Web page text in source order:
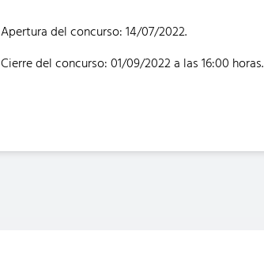
Apertura del concurso: 14/07/2022.
Cierre del concurso: 01/09/2022 a las 16:00 horas.